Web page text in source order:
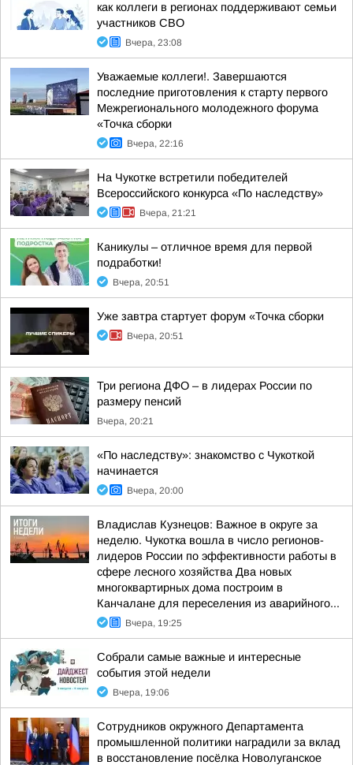
как коллеги в регионах поддерживают семьи
участников СВО
Вчера, 23:08
Уважаемые коллеги!. Завершаются
последние приготовления к старту первого
Межрегионального молодежного форума
«Точка сборки
Вчера, 22:16
На Чукотке встретили победителей
Всероссийского конкурса «По наследству»
Вчера, 21:21
Каникулы – отличное время для первой
подработки!
Вчера, 20:51
Уже завтра стартует форум «Точка сборки
Вчера, 20:51
Три региона ДФО – в лидерах России по
размеру пенсий
Вчера, 20:21
«По наследству»: знакомство с Чукоткой
начинается
Вчера, 20:00
Владислав Кузнецов: Важное в округе за
неделю. Чукотка вошла в число регионов-
лидеров России по эффективности работы в
сфере лесного хозяйства Два новых
многоквартирных дома построим в
Канчалане для переселения из аварийного...
Вчера, 19:25
Собрали самые важные и интересные
события этой недели
Вчера, 19:06
Сотрудников окружного Департамента
промышленной политики наградили за вклад
в восстановление посёлка Новолуганское